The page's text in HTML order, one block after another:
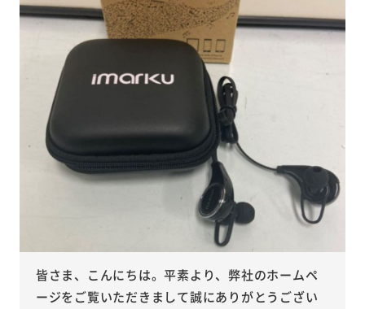
皆さま、こんにちは。平素より、弊社のホームペ
ージをご覧いただきまして誠にありがとうござい